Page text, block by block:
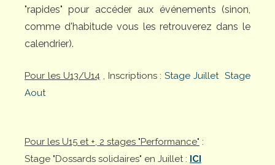
"rapides" pour accéder aux événements (sinon,
comme d'habitude vous les retrouverez dans le
calendrier).
Pour les U13/U14, Inscriptions :Stage Juillet Stage
Aout
Pour les U15 et +, 2 stages "Performance" :
Stage "Dossards solidaires" en Juillet : ICI